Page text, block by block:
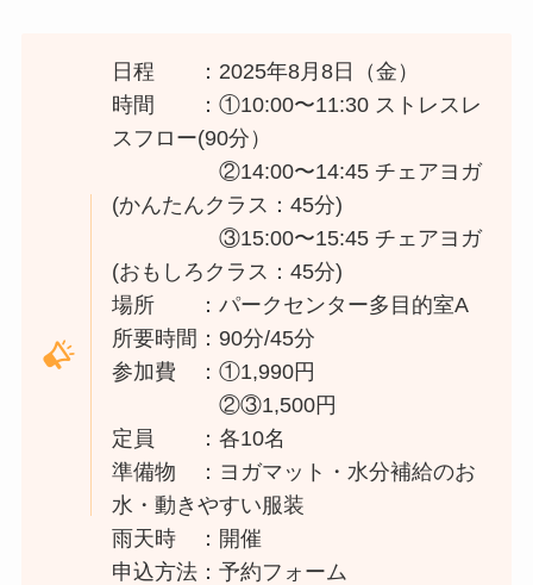
日程 ：2025年8月8日（金）
時間 ：①10:00〜11:30 ストレスレ
スフロー(90分）
②14:00〜14:45 チェアヨガ
(かんたんクラス：45分)
③15:00〜15:45 チェアヨガ
(おもしろクラス：45分)
場所 ：パークセンター多目的室A
所要時間：90分/45分
参加費 ：①1,990円
②③1,500円
定員 ：各10名
準備物 ：ヨガマット・水分補給のお
水・動きやすい服装
雨天時 ：開催
申込方法：予約フォーム